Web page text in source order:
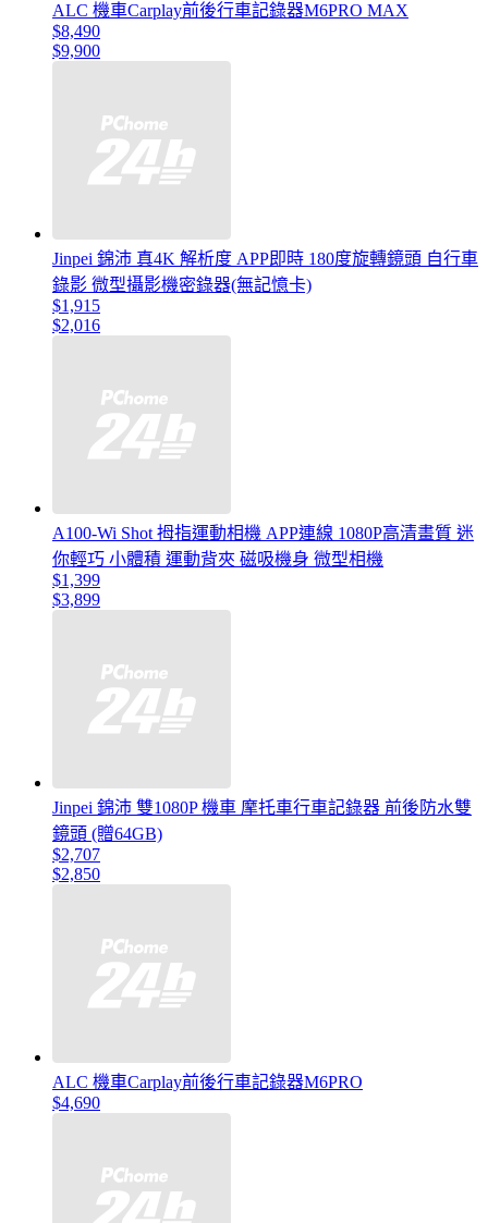
ALC 機車Carplay前後行車記錄器M6PRO MAX
$8,490
$9,900
Jinpei 錦沛 真4K 解析度 APP即時 180度旋轉鏡頭 自行車
錄影 微型攝影機密錄器(無記憶卡)
$1,915
$2,016
A100-Wi Shot 拇指運動相機 APP連線 1080P高清畫質 迷
你輕巧 小體積 運動背夾 磁吸機身 微型相機
$1,399
$3,899
Jinpei 錦沛 雙1080P 機車 摩托車行車記錄器 前後防水雙
鏡頭 (贈64GB)
$2,707
$2,850
ALC 機車Carplay前後行車記錄器M6PRO
$4,690